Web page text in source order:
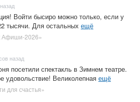
Войти бысиро можно только, если у
тысячи. Для остальных ещё
Афиши-2026»
назад
посетили спектакль в Зимнем театре.
удовольствие! Великолепная ещё
для счастья»